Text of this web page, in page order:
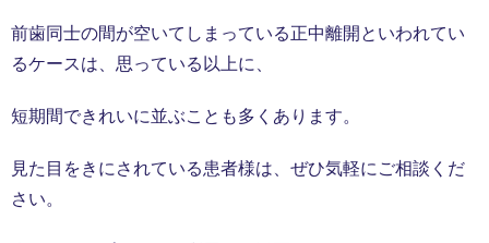
前歯同士の間が空いてしまっている正中離開といわれてい
るケースは、思っている以上に、
短期間できれいに並ぶことも多くあります。
見た目をきにされている患者様は、ぜひ気軽にご相談くだ
さい。